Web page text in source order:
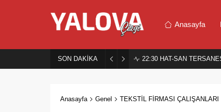
Anasayfa
SON DAKİKA 22:30 HAT-SAN
Anasayfa Genel TEKSTİL FİRMASI ÇALIŞANLARI